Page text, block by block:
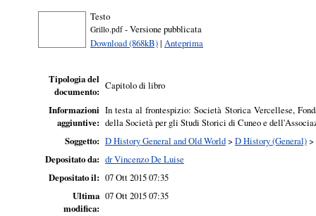
Testo
Grillo.pdf- Versione pubblicata
Download (868kB)| Anteprima
Tipologia del
documento: Capitolo di libro
Informazioni
aggiuntive:
In testa al frontespizio: Società Storica Vercellese,
della Società per gli Studi Storici di Cuneo e
Soggetto: D History General and Old World> D History (General)>
Depositato da: dr Vincenzo De Luise
Depositato il: 07 Ott 2015 07:35
Ultima
modifica:
07 Ott 2015 07:35